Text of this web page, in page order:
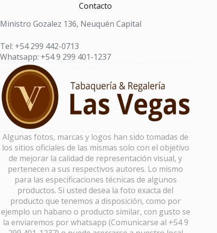
Contacto
Ministro Gozalez 136, Neuquén Capital
Tel: +54 299 442-0713
Whatsapp: +54 9 299 401-1237
Algunas fotos, marcas y logos han sido tomadas de
los sitios oficiales de las mismas solo con el objetivo
de mejorar la calidad de representación visual, y
pertenecen a sus respectivos autores. Lo mismo
para las especificaciones técnicas de algunos
productos. Si usted desea la foto exacta del
producto que tenemos a disposición, como por
ejemplo un habano o producto similar, con gusto se
la enviaremos por whatsapp (Comunicarse al +54 9